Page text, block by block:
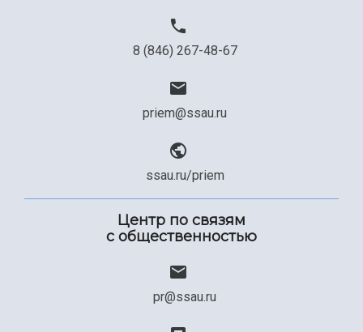
8 (846) 267-48-67
priem@ssau.ru
ssau.ru/priem
Центр по связям
с общественностью
pr@ssau.ru